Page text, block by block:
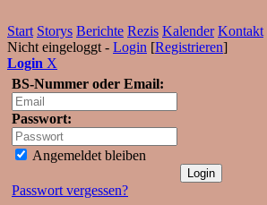
Start Storys Berichte Rezis Kalender Kontakt
Nicht eingeloggt - Login [Registrieren]
Login X
BS-Nummer oder Email:
Passwort:
Angemeldet bleiben
Passwort vergessen?